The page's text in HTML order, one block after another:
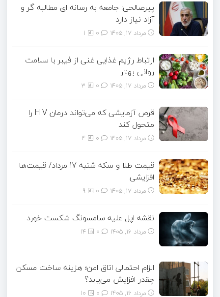
پیرصالحی: جامعه به رسانه ای مطالبه گر و
آزاد نیاز دارد
مرداد ۱۷, ۱۴۰۵ 1
ارتباط رژیم غذایی غنی از فیبر با سلامت
روانی بهتر
مرداد ۱۷, ۱۴۰۵ 3
قرص آزمایشی که می‌تواند درمان HIV را
متحول کند
مرداد ۱۷, ۱۴۰۵ 4
قیمت طلا و سکه شنبه 17 مرداد/ قیمت‌ها
افزایشی
مرداد ۱۷, ۱۴۰۵ 9
نقشه اپل علیه سامسونگ شکست خورد
مرداد ۱۶, ۱۴۰۵ 14
الزام احتمالی اتاق امن؛ هزینه ساخت مسکن
چقدر افزایش می‌یابد؟
مرداد ۱۶, ۱۴۰۵ 10